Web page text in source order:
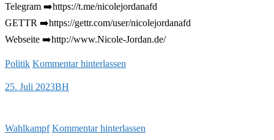
Telegram ➡️https://t.me/nicolejordanafd
GETTR ➡️https://gettr.com/user/nicolejordanafd
Webseite ➡️http://www.Nicole-Jordan.de/
Politik Kommentar hinterlassen
25. Juli 2023BH
Wahlkampf Kommentar hinterlassen